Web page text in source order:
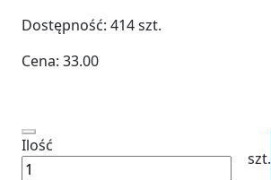
Dostępność: 414szt.
Cena: 33.00
Ilość
szt.